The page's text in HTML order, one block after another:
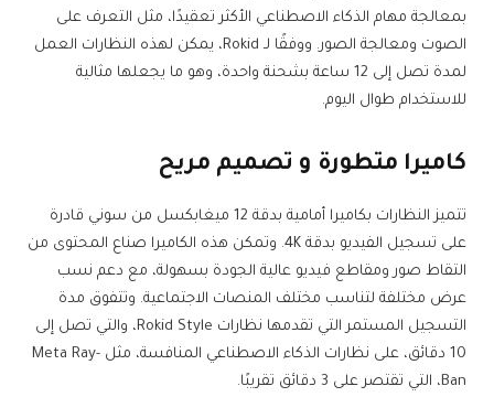
بمعالجة مهام الذكاء الاصطناعي الأكثر تعقيدًا، مثل التعرف على
الصوت ومعالجة الصور. ووفقًا لـ Rokid، يمكن لهذه النظارات العمل
لمدة تصل إلى 12 ساعة بشحنة واحدة، وهو ما يجعلها مثالية
للاستخدام طوال اليوم.
كاميرا متطورة و تصميم مريح
تتميز النظارات بكاميرا أمامية بدقة 12 ميغابكسل من سوني قادرة
على تسجيل الفيديو بدقة 4K. وتمكن هذه الكاميرا صناع المحتوى من
التقاط صور ومقاطع فيديو عالية الجودة بسهولة، مع دعم نسب
عرض مختلفة لتناسب مختلف المنصات الاجتماعية. وتتفوق مدة
التسجيل المستمر التي تقدمها نظارات Rokid Style، والتي تصل إلى
10 دقائق، على نظارات الذكاء الاصطناعي المنافسة، مثل Meta Ray-
Ban، التي تقتصر على 3 دقائق تقريبًا.